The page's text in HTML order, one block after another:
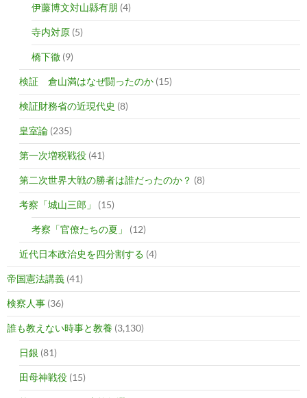
伊藤博文対山縣有朋 (4)
寺内対原 (5)
橋下徹 (9)
検証 倉山満はなぜ闘ったのか (15)
検証財務省の近現代史 (8)
皇室論 (235)
第一次増税戦役 (41)
第二次世界大戦の勝者は誰だったのか？ (8)
考察「城山三郎」 (15)
考察「官僚たちの夏」 (12)
近代日本政治史を四分割する (4)
帝国憲法講義 (41)
検察人事 (36)
誰も教えない時事と教養 (3,130)
日銀 (81)
田母神戦役 (15)